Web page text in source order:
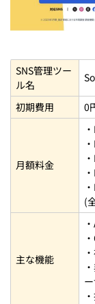
SNS管理ツー
ル名
初期費用 0
月額料金
(
主な機能